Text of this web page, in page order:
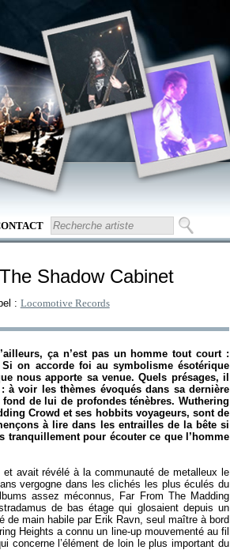
Shadow Cabinet
: Locomotive Records
ça n’est pas un homme tout court :
on accorde foi au symbolisme ésotérique
nous apporte sa venue. Quels présages, il
voir les thèmes évoqués dans sa dernière
de lui de profondes ténèbres. Wuthering
Crowd et ses hobbits voyageurs, sont de
à lire dans les entrailles de la bête si
tranquillement pour écouter ce que l’homme
avait révélé à la communauté de metalleux le
vergogne dans les clichés les plus éculés du
assez méconnus, Far From The Madding
de bas étage qui glosaient depuis un
main habile par Erik Ravn, seul maître à bord
Heights a connu un line-up mouvementé au fil
concerne l’élément de loin le plus important du